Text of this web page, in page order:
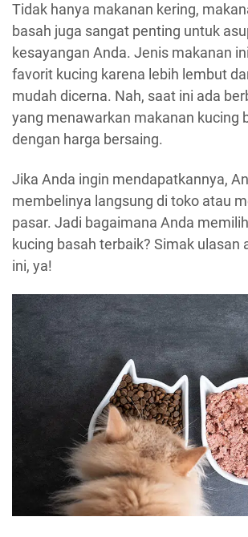
Tidak hanya makanan kering,
basah juga sangat penting untuk
kesayangan Anda. Jenis makanan
favorit kucing karena lebih lembut
mudah dicerna. Nah, saat ini ada
yang menawarkan makanan kucing
dengan harga bersaing.
Jika Anda ingin mendapatkannya,
membelinya langsung di toko atau
pasar. Jadi bagaimana Anda
kucing basah terbaik? Simak ulasan
ini, ya!